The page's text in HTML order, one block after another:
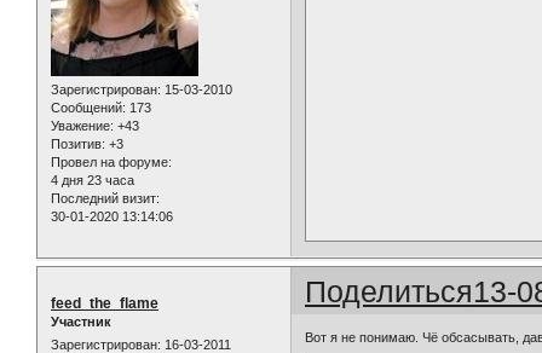
Зарегистрирован: 15-03-2010
Сообщений: 173
Уважение: +43
Позитив: +3
Провел на форуме:
4 дня 23 часа
Последний визит:
30-01-2020 13:14:06
Поделиться13-
feed_the_flame
Участник
Зарегистрирован: 16-03-2011
Вот я не понимаю. Чё обсасывать,